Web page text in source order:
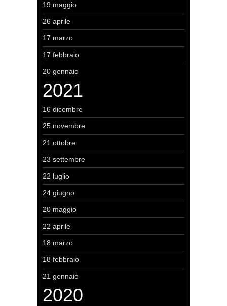
19 maggio
26 aprile
17 marzo
17 febbraio
20 gennaio
2021
16 dicembre
25 novembre
21 ottobre
23 settembre
22 luglio
24 giugno
20 maggio
22 aprile
18 marzo
18 febbraio
21 gennaio
2020